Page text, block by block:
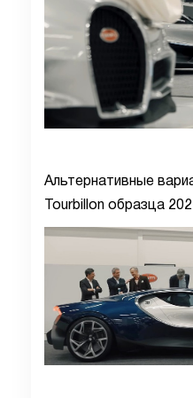
Альтернативные
Tourbillon образца